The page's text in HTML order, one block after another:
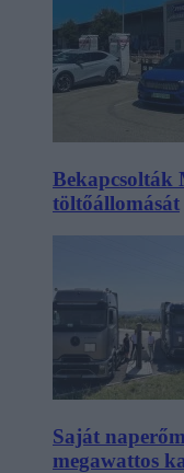
Bekapcsolták
töltőállomását
Saját
megawattos